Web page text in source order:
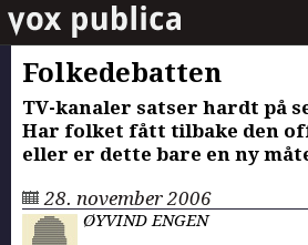
Folkedebatten
TV-kanaler satser hardt på
Har folket fått tilbake den
eller er dette bare en ny
28. november 2006
ØYVIND ENGEN